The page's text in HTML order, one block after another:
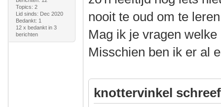
Topics: 2
Lid sinds: Dec 2020
Bedankt: 1
12 x bedankt in 3
berichten
nooit te oud om te
Mag ik je vragen
Misschien ben ik er al
knottervinkel